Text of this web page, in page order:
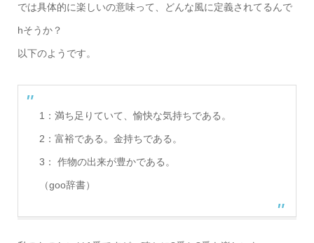
では具体的に楽しいの意味って、どんな風に定義されてるんで
hそうか？
以下のようです。
1：満ち足りていて、愉快な気持ちである。
2：富裕である。金持ちである。
3： 作物の出来が豊かである。
（goo辞書）